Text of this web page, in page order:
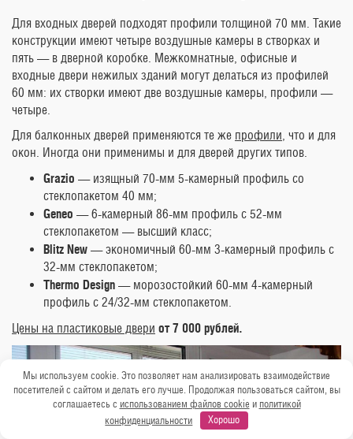
Для входных дверей подходят профили толщиной 70 мм. Такие
конструкции имеют четыре воздушные камеры в створках и
пять — в дверной коробке. Межкомнатные, офисные и
входные двери нежилых зданий могут делаться из профилей
60 мм: их створки имеют две воздушные камеры, профили —
четыре.
Для балконных дверей применяются те же профили, что и для
окон. Иногда они применимы и для дверей других типов.
Grazio — изящный 70-мм 5-камерный профиль со
стеклопакетом 40 мм;
Geneo — 6-камерный 86-мм профиль с 52-мм
стеклопакетом — высший класс;
Blitz New — экономичный 60-мм 3-камерный профиль с
32-мм стеклопакетом;
Thermo Design — морозостойкий 60-мм 4-камерный
профиль с 24/32-мм стеклопакетом.
Цены на пластиковые двери от 7 000 рублей.
Мы используем cookie. Это позволяет нам анализировать взаимодействие
посетителей с сайтом и делать его лучше. Продолжая пользоваться сайтом, вы
соглашаетесь с использованием файлов cookie и политикой
конфиденциальности
Хорошо